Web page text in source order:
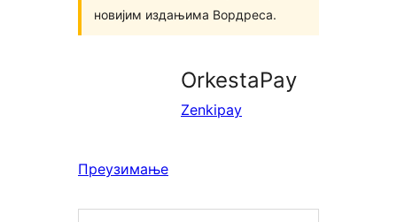
новијим издањима Вордреса.
OrkestaPay
Zenkipay
Преузимање